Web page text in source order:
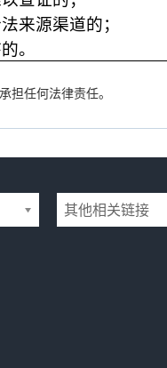
来源渠道的；
。
任何法律责任。
其他相关链接